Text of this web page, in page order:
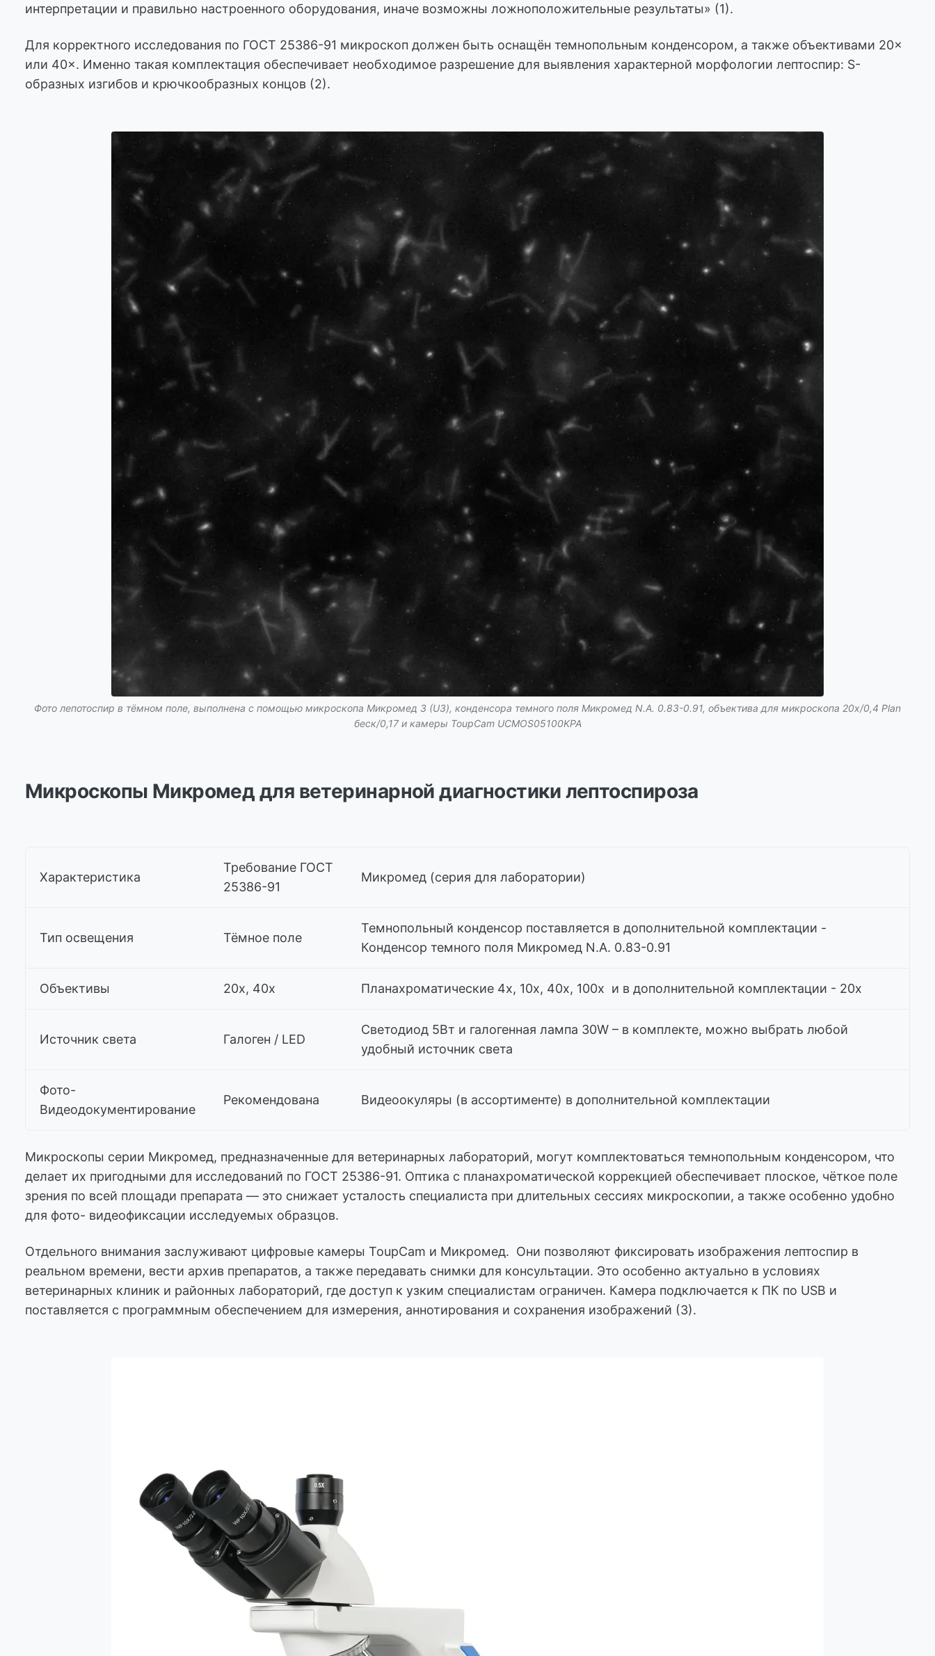
интерпретации и правильно настроенного оборудования, иначе возможны ложноположительные результаты» (1).
Для корректного исследования по ГОСТ 25386-91 микроскоп должен быть оснащён темнопольным конденсором, а также объективами 20×
или 40×. Именно такая комплектация обеспечивает необходимое разрешение для выявления характерной морфологии лептоспир: S-
образных изгибов и крючкообразных концов (2).
Фото лепотоспир в тёмном поле, выполнена с помощью микроскопа Микромед 3 (U3), конденсора темного поля Микромед N.A. 0.83-0.91, объектива для микроскопа 20х/0,4 Plan
беск/0,17 и камеры ToupCam UCMOS05100KPA
Микроскопы Микромед для ветеринарной диагностики лептоспироза
Характеристика
Требование ГОСТ
25386-91
Микромед (серия для лаборатории)
Тип освещения Тёмное поле
Темнопольный конденсор поставляется в дополнительной комплектации -
Конденсор темного поля Микромед N.A. 0.83-0.91
Объективы 20х, 40х Планахроматические 4х, 10х, 40х, 100х и в дополнительной комплектации - 20х
Источник света Галоген / LED
Светодиод 5Вт и галогенная лампа 30W – в комплекте, можно выбрать любой
удобный источник света
Фото-
Видеодокументирование
Рекомендована Видеоокуляры (в ассортименте) в дополнительной комплектации
Микроскопы серии Микромед, предназначенные для ветеринарных лабораторий, могут комплектоваться темнопольным конденсором, что
делает их пригодными для исследований по ГОСТ 25386-91. Оптика с планахроматической коррекцией обеспечивает плоское, чёткое поле
зрения по всей площади препарата — это снижает усталость специалиста при длительных сессиях микроскопии, а также особенно удобно
для фото- видеофиксации исследуемых образцов.
Отдельного внимания заслуживают цифровые камеры ToupCam и Микромед. Они позволяют фиксировать изображения лептоспир в
реальном времени, вести архив препаратов, а также передавать снимки для консультации. Это особенно актуально в условиях
ветеринарных клиник и районных лабораторий, где доступ к узким специалистам ограничен. Камера подключается к ПК по USB и
поставляется с программным обеспечением для измерения, аннотирования и сохранения изображений (3).